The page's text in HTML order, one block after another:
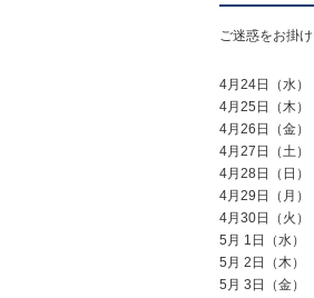
ご迷惑をお掛
4月24日（水
4月25日（木）
4月26日（金
4月27日（土
4月28日（日
4月29日（月
4月30日（火
5月 1日（水）
5月 2日（木）
5月 3日（金）